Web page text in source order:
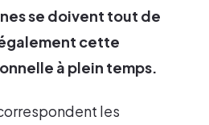
se doivent tout de
cette
à plein temps.
les